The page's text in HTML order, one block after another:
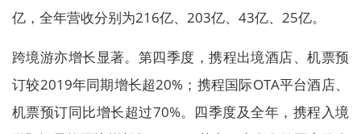
亿，全年营收分别为216亿、203亿、43亿、25亿。
跨境游亦增长显著。第四季度，携程出境酒店、机票预
订较2019年同期增长超20%；携程国际OTA平台酒店、
机票预订同比增长超过70%。四季度及全年，携程入境